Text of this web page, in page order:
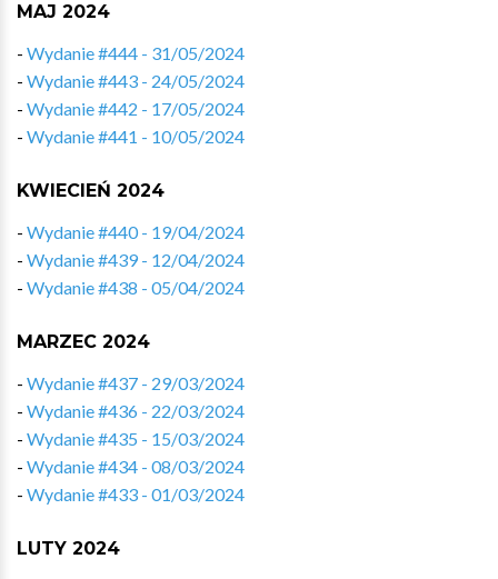
MAJ 2024
- Wydanie #444 - 31/05/2024
- Wydanie #443 - 24/05/2024
- Wydanie #442 - 17/05/2024
- Wydanie #441 - 10/05/2024
KWIECIEŃ 2024
- Wydanie #440 - 19/04/2024
- Wydanie #439 - 12/04/2024
- Wydanie #438 - 05/04/2024
MARZEC 2024
- Wydanie #437 - 29/03/2024
- Wydanie #436 - 22/03/2024
- Wydanie #435 - 15/03/2024
- Wydanie #434 - 08/03/2024
- Wydanie #433 - 01/03/2024
LUTY 2024